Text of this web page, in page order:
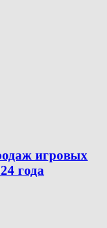
игровых
года